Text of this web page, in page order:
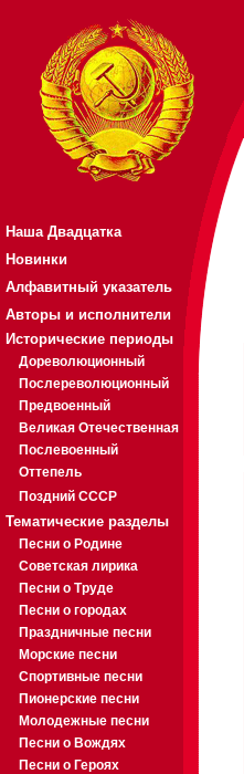
Наша Двадцатка
Новинки
Алфавитный указатель
Авторы и исполнители
Исторические периоды
Дореволюционный
Послереволюционный
Предвоенный
Великая Отечественная
Послевоенный
Оттепель
Поздний СССР
Тематические разделы
Песни о Родине
Советская лирика
Песни о Труде
Песни о городах
Праздничные песни
Морские песни
Спортивные песни
Пионерские песни
Молодежные песни
Песни о Вождях
Песни о Героях